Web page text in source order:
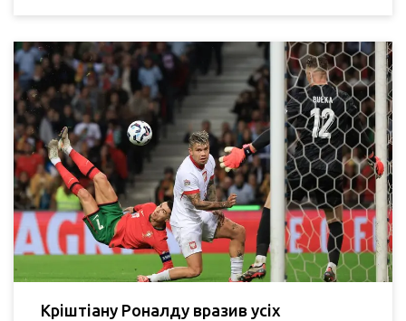
Кріштіану Роналду вразив усіх